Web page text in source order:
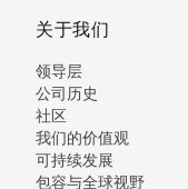
关于我们
领导层
公司历史
社区
我们的价值观
可持续发展
包容与全球视野